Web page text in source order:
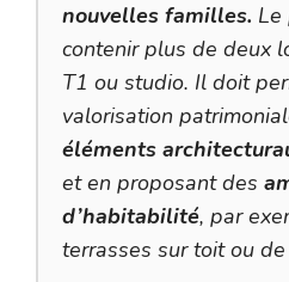
nouvelles familles. Le
contenir plus de deux
T1 ou studio. Il doit
valorisation
éléments
et en proposant des
d’habitabilité, par
terrasses sur toit ou